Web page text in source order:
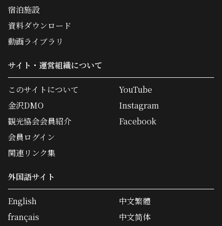
宿泊施設
資料ダウンロード
動画ライブラリ
サイト・運営組織について
このサイトについて
金沢DMO
観光協会会員紹介
会員ログイン
関連リンク集
YouTube
Instagram
Facebook
外国語サイト
English
français
中文繁體
中文简体